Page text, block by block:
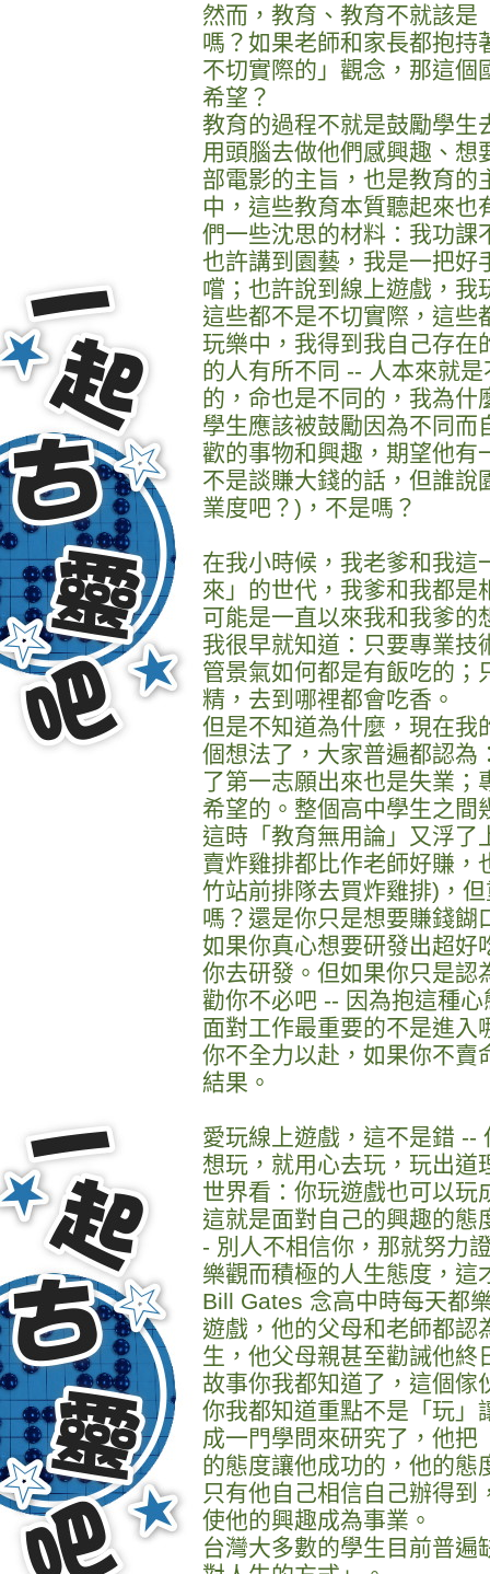
然而，教育、教育不就該是
嗎？如果老師和家長都抱持
不切實際的」觀念，那這個
希望？
教育的過程不就是鼓勵學生
用頭腦去做他們感興趣、
部電影的主旨，也是教育的
中，這些教育本質聽起來也
們一些沈思的材料：我功課
也許講到園藝，我是一把好
嚐；也許說到線上遊戲，我
這些都不是不切實際，這些
玩樂中，我得到我自己存在
的人有所不同 -- 人本來就
的，命也是不同的，我為什
學生應該被鼓勵因為不同而
歡的事物和興趣，期望他有
不是談賺大錢的話，但誰說
業度吧？)，不是嗎？
在我小時候，我老爹和我這
來」的世代，我爹和我都是
可能是一直以來我和我爹的
我很早就知道：只要專業技
管景氣如何都是有飯吃的；
精，去到哪裡都會吃香。
但是不知道為什麼，現在我
個想法了，大家普遍都認為
了第一志願出來也是失業；
希望的。整個高中學生之間
這時「教育無用論」又浮了
賣炸雞排都比作老師好賺，
竹站前排隊去買炸雞排)，
嗎？還是你只是想要賺錢餬
如果你真心想要研發出超好
你去研發。但如果你只是認
勸你不必吧 -- 因為抱這種
面對工作最重要的不是進入
你不全力以赴，如果你不賣
結果。
愛玩線上遊戲，這不是錯 --
想玩，就用心去玩，玩出道
世界看：你玩遊戲也可以玩
這就是面對自己的興趣的態
- 別人不相信你，那就努力
樂觀而積極的人生態度，這
Bill Gates 念高中時每天都
遊戲，他的父母和老師都認
生，他父母親甚至勸誡他終
故事你我都知道了，這個傢
你我都知道重點不是「玩」
成一門學問來研究了，他
的態度讓他成功的，他的態
只有他自己相信自己辦得
使他的興趣成為事業。
台灣大多數的學生目前普